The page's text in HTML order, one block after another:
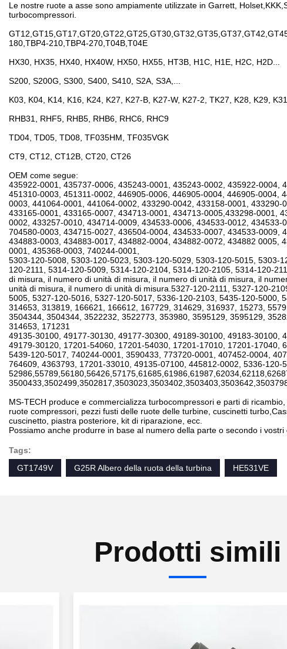
Le nostre ruote a asse sono ampiamente utilizzate in Garrett,
turbocompressori.
180,TBP4-210,TBP4-270,T04B,T04E
HX30, HX35, HX40, HX40W, HX50, HX55, HT3B, H1C, H1E, H2C, H2D...
S200, S200G, S300, S400, S410, S2A, S3A,...
K03, K04, K14, K16, K24, K27, K27-B, K27-W, K27-2, TK27, K28, K29,
RHB31, RHF5, RHB5, RHB6, RHC6, RHC9
TD04, TD05, TD08, TF035HM, TF035VGK
CT9, CT12, CT12B, CT20, CT26
OEM come segue:
435922-0001, 435737-0006, 435243-0001, 435243-0002, 435922-0004,
451310-0003, 451311-0002, 446905-0006, 446905-0004, 446905-0004,
0003, 441064-0001, 441064-0002, 433290-0042, 433158-0001,
433165-0001, 433165-0007, 434713-0001, 434713-0005,433298-0001,
0002, 433257-0010, 434714-0009, 434533-0006, 434533-0012, 434533-
704580-0003, 434715-0027, 436504-0004, 434533-0007, 434533-0009,
434883-0003, 434883-0017, 434882-0004, 434882-0072, 434882 0005,
0001, 435368-0003, 740244-0001,
5303-120-5008, 5303-120-5023, 5303-120-5029, 5303-120-5015,
120-2111, 5314-120-5009, 5314-120-2104, 5314-120-2105, 5314-120-
di misura, il numero di unità di misura, il numero di unità di misura, il
unità di misura, il numero di unità di misura.5327-120-2111, 5327-120-
5005, 5327-120-5016, 5327-120-5017, 5336-120-2103, 5435-120-5000,
314653, 313819, 166621, 166612, 167729, 314629, 316937, 15273,
3504344, 3504344, 3522232, 3522773, 353980, 3595129, 3595129,
314653, 171231
49135-30100, 49177-30130, 49177-30300, 49189-30100, 49183-30100,
49179-30120, 17201-54060, 17201-54030, 17201-17010, 17201-17040,
5439-120-5017, 740244-0001, 3590433, 773720-0001, 407452-0004,
764609, 4363793, 17201-33010, 49135-07100, 445812-0002, 5336-120-
MS-TECH produce e commercializza turbocompressori e parti di
ruote compressori, pezzi fusti delle ruote delle turbine, cuscinetti
cuscinetto, piastra posteriore, kit di riparazione, ecc.
Possiamo anche produrre in base al numero della parte o secondo i vostri
Tags:
GT1749V
G25R Albero della ruota della turbina HE531VE
Prodotti simili